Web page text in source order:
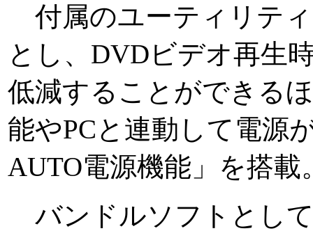
付属のユーティリテ
とし、DVDビデオ再生
低減することができる
能やPCと連動して電源
AUTO電源機能」を搭載
バンドルソフトとし